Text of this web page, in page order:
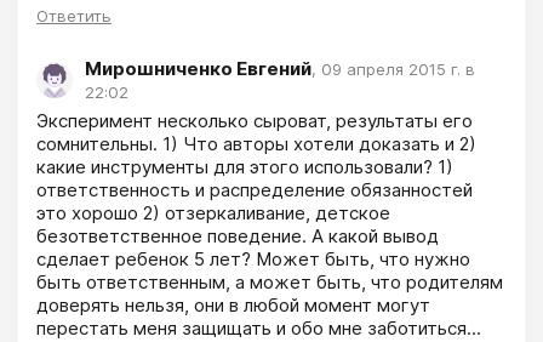
Ответить
Мирошниченко Евгений, 09 апреля 2015 г. в
22:02
Эксперимент несколько сыроват, результаты его
сомнительны. 1) Что авторы хотели доказать и 2)
какие инструменты для этого использовали? 1)
ответственность и распределение обязанностей
это хорошо 2) отзеркаливание, детское
безответственное поведение. А какой вывод
сделает ребенок 5 лет? Может быть, что нужно
быть ответственным, а может быть, что родителям
доверять нельзя, они в любой момент могут
перестать меня защищать и обо мне заботиться...